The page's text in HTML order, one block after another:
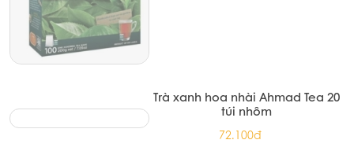
Trà xanh hoa nhài Ahmad Tea 20
túi nhôm
72.100đ